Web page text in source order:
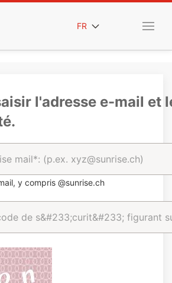
FR
l'adresse e-mail et
y compris @sunrise.ch